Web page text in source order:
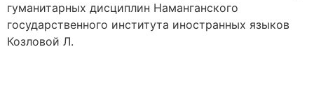
гуманитарных дисциплин Наманганского
государственного института иностранных языков
Козловой Л.